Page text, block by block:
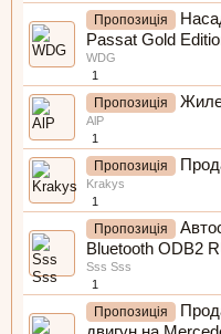
Пропозиція
Passat Gold
WDG
1
Пропозиція
AlP
1
Пропозиція
Krakys
1
Пропозиція
Bluetooth ODB2
Sss Sss
1
Пропозиція